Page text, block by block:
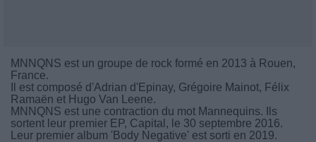
MNNQNS est un groupe de rock formé en 2013 à Rouen,
France.
Il est composé d'Adrian d'Epinay, Grégoire Mainot, Félix
Ramaën et Hugo Van Leene.
MNNQNS est une contraction du mot Mannequins. Ils
sortent leur premier EP, Capital, le 30 septembre 2016.
Leur premier album 'Body Negative' est sorti en 2019.